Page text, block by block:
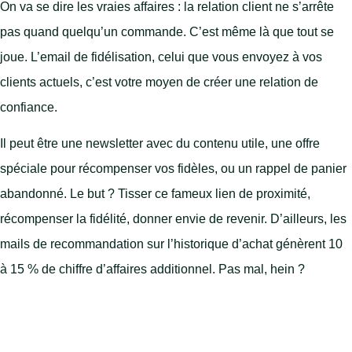
On va se dire les vraies affaires : la relation client ne s’arrête
pas quand quelqu’un commande. C’est même là que tout se
joue. L’email de fidélisation, celui que vous envoyez à vos
clients actuels, c’est votre moyen de créer une relation de
confiance.
Il peut être une newsletter avec du contenu utile, une offre
spéciale pour récompenser vos fidèles, ou un rappel de panier
abandonné. Le but ? Tisser ce fameux lien de proximité,
récompenser la fidélité, donner envie de revenir. D’ailleurs, les
mails de recommandation sur l’historique d’achat génèrent 10
à 15 % de chiffre d’affaires additionnel. Pas mal, hein ?